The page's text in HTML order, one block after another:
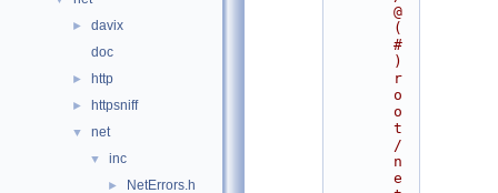
►
davix
doc
► http
► httpsniff
▼ net
▼ inc
► NetErrors.h
@
(
#
)
r
o
o
t
/
n
e